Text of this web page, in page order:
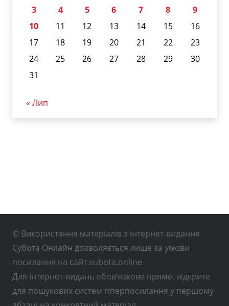
3
4 5 6 7 8
9
10
11 12 13 14 15
16
17
18 19 20 21 22
23
24
25 26 27 28 29
30
31
« Лип
© Використання матеріалів з інтернет-видання
Субота Онлайн дозволяється лише за умови
посилання на сайт subota.online
Для інтернет-видань обов’язкове пряме, відкрите
для пошукових систем гіперпосилання у першому